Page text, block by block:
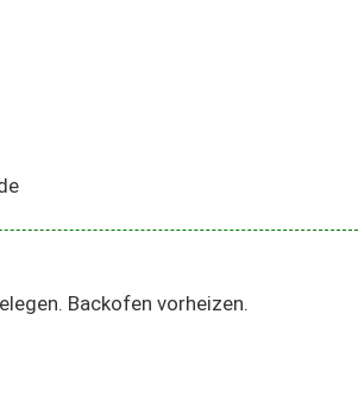
Backofen vorheizen.